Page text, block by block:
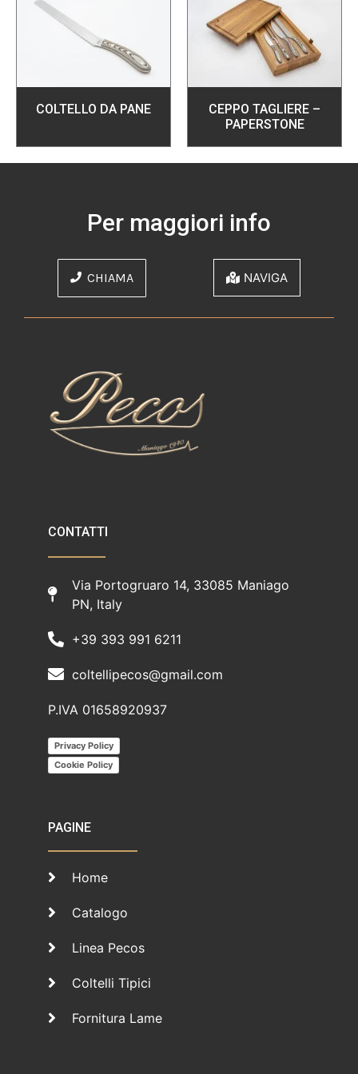
COLTELLO DA PANE
CEPPO TAGLIERE –
PAPERSTONE
Per maggiori info
CHIAMA NAVIGA
CONTATTI
Via Portogruaro 14, 33085 Maniago
PN, Italy
+39 393 991 6211
coltellipecos@gmail.com
P.IVA 01658920937
Privacy Policy
Cookie Policy
PAGINE
Home
Catalogo
Linea Pecos
Coltelli Tipici
Fornitura Lame